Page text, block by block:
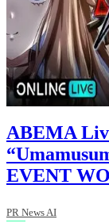
ABEMA
EVENT
PR News AI